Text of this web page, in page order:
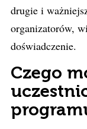
drugie i
organizatorów,
doświadczenie.
Czego